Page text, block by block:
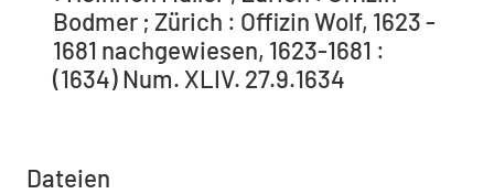
Bodmer ; Zürich : Offizin Wolf, 1623 -
1681 nachgewiesen, 1623-1681 :
(1634) Num. XLIV. 27.9.1634
Dateien